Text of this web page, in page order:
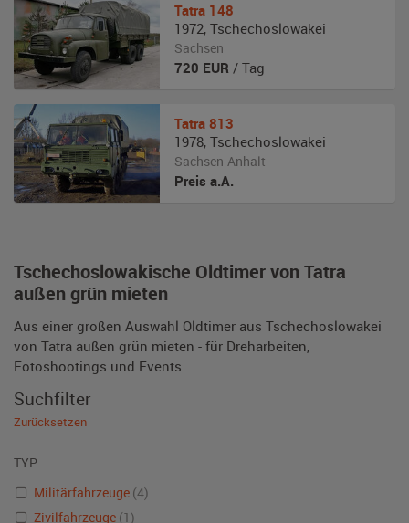
Tschechoslowakische Oldtimer von Tatra
außen grün mieten
Aus einer großen Auswahl Oldtimer aus Tschechoslowakei
von Tatra außen grün mieten - für Dreharbeiten,
Fotoshootings und Events.
Tatra 148
1972, Tschechoslowakei
Sachsen
720 EUR / Tag
Tatra 813
1978, Tschechoslowakei
Sachsen-Anhalt
Preis a.A.
Suchfilter
Zurücksetzen
TYP
Militärfahrzeuge (4)
Zivilfahrzeuge (1)